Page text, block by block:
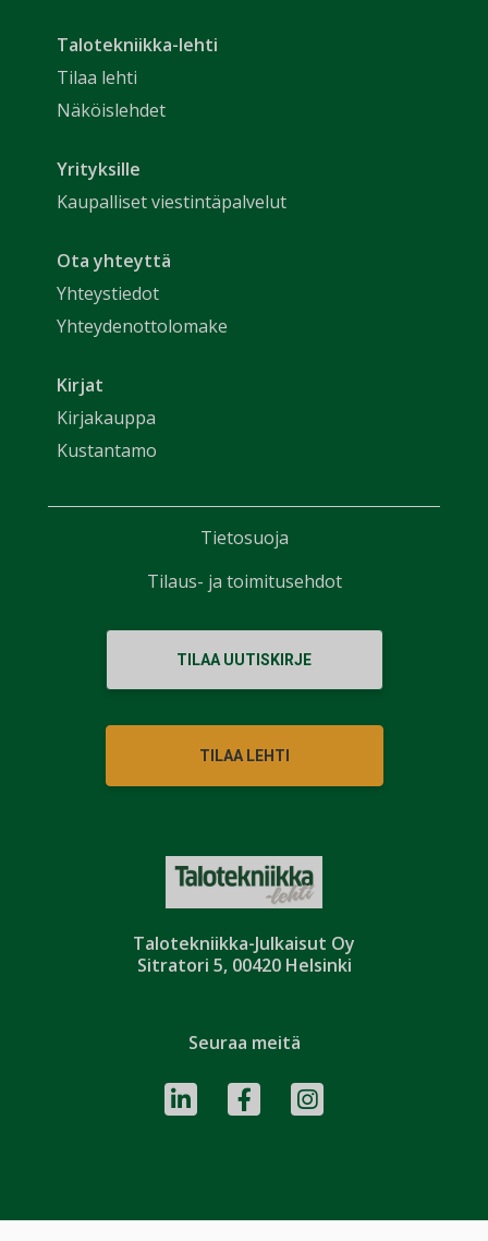
Talotekniikka-Julkaisut Oy
Sitratori 5, 00420 Helsinki
Talotekniikka-lehti
Tilaa lehti
Näköislehdet
Yrityksille
Kaupalliset viestintäpalvelut
Ota yhteyttä
Yhteystiedot
Yhteydenottolomake
Kirjat
Kirjakauppa
Kustantamo
TILAA UUTISKIRJE
TILAA LEHTI
Seuraa meitä
Tietosuoja
Tilaus- ja toimitusehdot